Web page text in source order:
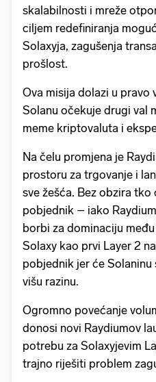
skalabilnosti i mreže
ciljem redefiniranja
Solaxyja, zagušenja
prošlost.
Ova misija dolazi u pravo
Solanu očekuje drugi val
meme kriptovaluta i
Na čelu promjena je
prostoru za trgovanje i
sve žešća. Bez obzira
pobjednik – iako
borbi za dominaciju
Solaxy kao prvi Layer 2
pobjednik jer će
višu razinu.
Ogromno povećanje
donosi novi Raydiumov
potrebu za Solaxyjevim
trajno riješiti problem